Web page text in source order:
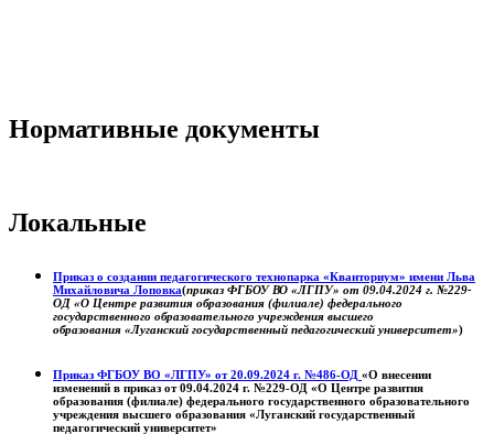
Нормативные документы
Локальные
Приказ о создании педагогического технопарка «Кванториум» имени Льва
Михайловича Лоповка(приказ ФГБОУ ВО «ЛГПУ» от 09.04.2024 г. №229-
ОД «О Центре развития образования (филиале) федерального
государственного образовательного учреждения высшего
образования «Луганский государственный педагогический университет»)
Приказ ФГБОУ ВО «ЛГПУ» от 20.09.2024 г. №486-ОД «О внесении
изменений в приказ от 09.04.2024 г. №229-ОД «О Центре развития
образования (филиале) федерального государственного образовательного
учреждения высшего образования «Луганский государственный
педагогический университет»